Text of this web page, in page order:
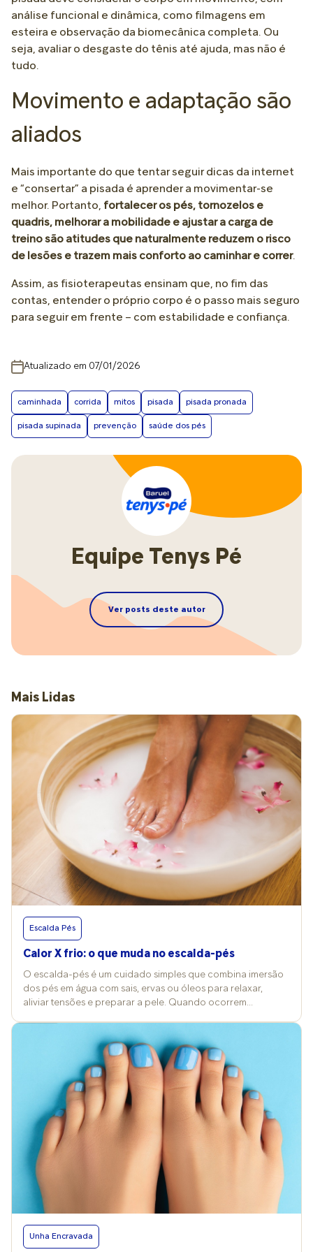
análise funcional e dinâmica, como filmagens em
esteira e observação da biomecânica completa. Ou
seja, avaliar o desgaste do tênis até ajuda, mas não é
tudo.
Movimento e adaptação são
aliados
Mais importante do que tentar seguir dicas da internet
e “consertar” a pisada é aprender a movimentar-se
melhor. Portanto, fortalecer os pés, tornozelos e
quadris, melhorar a mobilidade e ajustar a carga de
treino são atitudes que naturalmente reduzem o risco
de lesões e trazem mais conforto ao caminhar e correr.
Assim, as fisioterapeutas ensinam que, no fim das
contas, entender o próprio corpo é o passo mais seguro
para seguir em frente – com estabilidade e confiança.
Atualizado em 07/01/2026
caminhada corrida mitos pisada pisada pronada
pisada supinada prevenção saúde dos pés
Equipe Tenys Pé
Ver posts deste autor
Mais Lidas
Escalda Pés
Calor X frio: o que muda no escalda-pés
O escalda-pés é um cuidado simples que combina imersão
dos pés em água com sais, ervas ou óleos para relaxar,
aliviar tensões e preparar a pele. Quando ocorrem
isso reflete nos efeitos e nos cuidados desse ritual. Vitória
Contini, professora de Cosmetologia Clínica na FMU, explica
que a prática pode ser feita com água quente, morna ou fria,
conforme o objetivo da pessoa, e costuma trazer benefícios
para a pele e a circulação. “No frio, a água aquecida
promove conforto térmico e vasodilatação; no calor,
temperaturas mais baixas refrescam e ajudam a reduzir
inchaço”, compara. Já a podóloga Grace Kelly Barreto
reforça o valor terapêutico além da estética. “É um cuidado
que alivia dores e tensões, além de deixar a pele mais
receptiva aos cremes aplicados depois. Isso sem contar o
lado emocional, do bem-estar, em poder tirar um tempo
para si, se cuidar e desacelerar”, acrescenta. O que muda
entre inverno e verão Para dias frios, Vitória Contini orienta o
uso de água morna a quente (36–39 °C), priorizando
Unha Encravada